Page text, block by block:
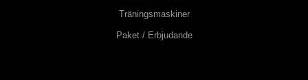
Träningsmaskiner
Paket / Erbjudande